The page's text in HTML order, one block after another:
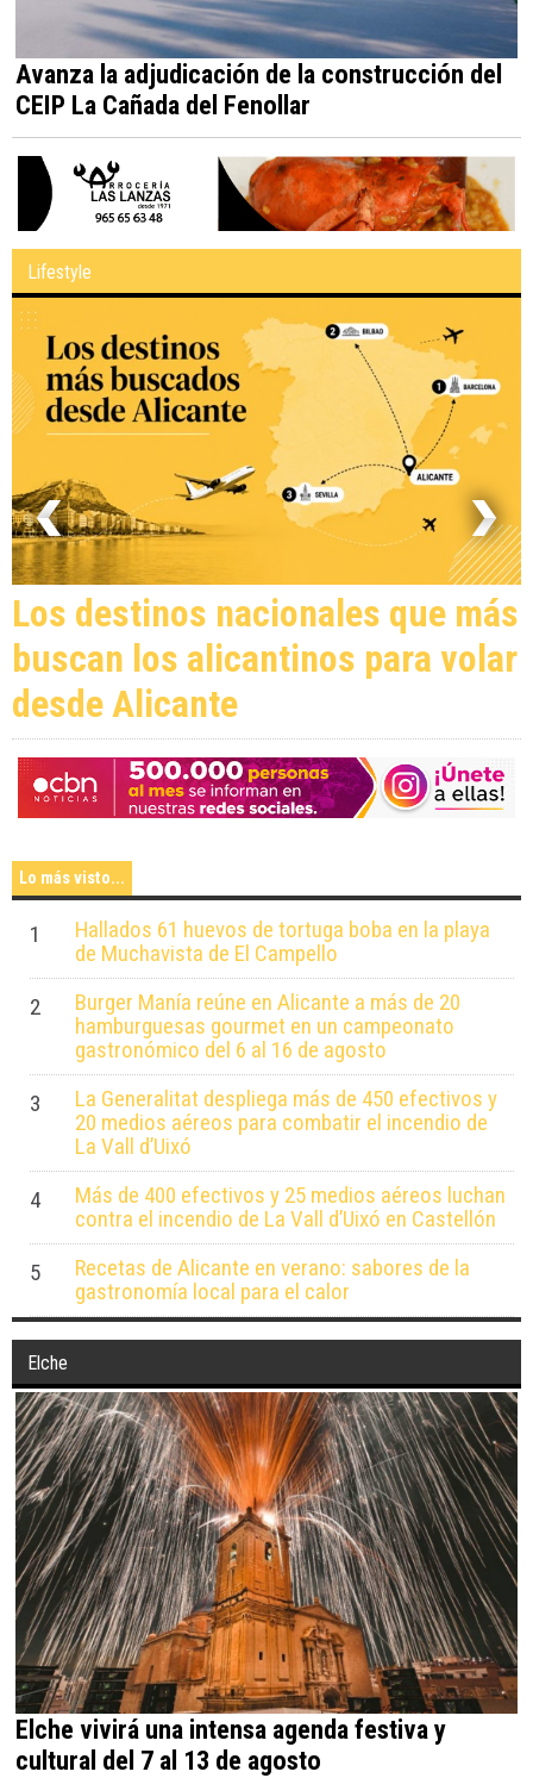
Avanza la adjudicación de la construcción del
CEIP La Cañada del Fenollar
Lifestyle
Los destinos nacionales que más
buscan los alicantinos para volar
desde Alicante
Lo más visto...
1
Hallados 61 huevos de tortuga boba en la playa
de Muchavista de El Campello
2
Burger Manía reúne en Alicante a más de 20
hamburguesas gourmet en un campeonato
gastronómico del 6 al 16 de agosto
3
La Generalitat despliega más de 450 efectivos y
20 medios aéreos para combatir el incendio de
La Vall d’Uixó
4
Más de 400 efectivos y 25 medios aéreos luchan
contra el incendio de La Vall d’Uixó en Castellón
5
Recetas de Alicante en verano: sabores de la
gastronomía local para el calor
Elche
Elche vivirá una intensa agenda festiva y
cultural del 7 al 13 de agosto